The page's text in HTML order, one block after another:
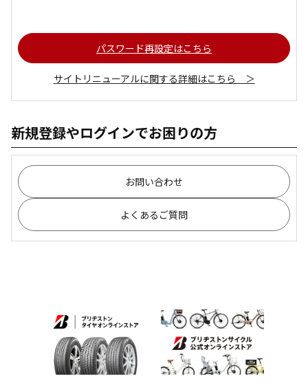
パスワード再設定はこちら
サイトリニューアルに関する詳細はこちら ＞
新規登録やログインでお困りの方
お問い合わせ
よくあるご質問